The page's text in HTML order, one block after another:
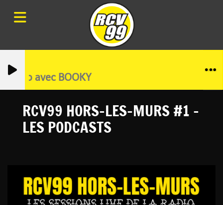
avec BOOKY
RCV99 HORS-LES-MURS #1 -
LES PODCASTS